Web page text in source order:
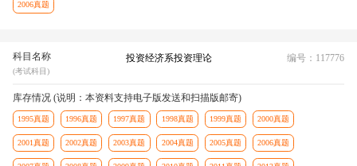
2006真题
科目名称
(考试科目)
投资经济系投资理论 编号：117776
库存情况 (说明：本资料支持电子版发送和扫描版邮寄)
1995真题 1996真题 1997真题 1998真题 1999真题 2000真题
2001真题 2002真题 2003真题 2004真题 2005真题 2006真题